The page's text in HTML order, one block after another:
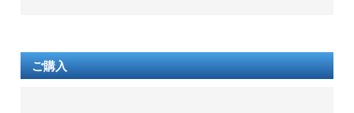
ご購入